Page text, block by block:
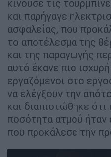
κινούσε τις
και παρήγαγε
ασφαλείας, που
το αποτέλεσμα της
και της παραγωγής
αυτό έκανε πιο
εργαζόμενοι στο
να ελέγξουν την
και διαπιστώθηκε ότι
ποσότητα ατμού ήταν
που προκάλεσε την